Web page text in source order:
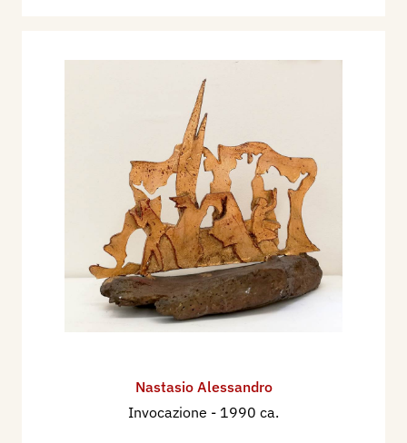
Nastasio Alessandro
Invocazione - 1990 ca.